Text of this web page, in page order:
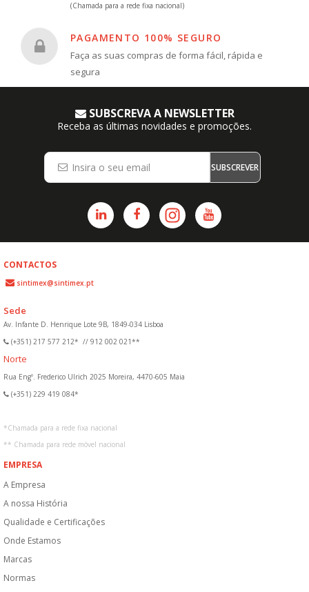
(Chamada para a rede fixa nacional)
PAGAMENTO 100% SEGURO
Faça as suas compras de forma fácil, rápida e
segura
SUBSCREVA A NEWSLETTER
Receba as últimas novidades e promoções.
SUBSCREVER
CONTACTOS
sintimex@sintimex.pt
Sede
Av. Infante D. Henrique Lote 9B, 1849-034 Lisboa
(+351) 217 577 212* // 912 002 021**
Norte
Rua Engº. Frederico Ulrich 2025 Moreira, 4470-605 Maia
(+351) 229 419 084*
*Chamada para a rede fixa nacional
** Chamada para rede móvel nacional
EMPRESA
A Empresa
A nossa História
Qualidade e Certificações
Onde Estamos
Marcas
Normas